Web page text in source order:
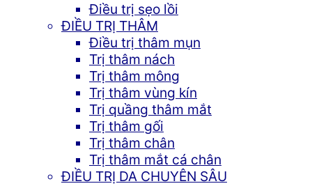
Điều trị sẹo lồi
ĐIỀU TRỊ THÂM
Điều trị thâm mụn
Trị thâm nách
Trị thâm mông
Trị thâm vùng kín
Trị quầng thâm mắt
Trị thâm gối
Trị thâm chân
Trị thâm mắt cá chân
ĐIỀU TRỊ DA CHUYÊN SÂU